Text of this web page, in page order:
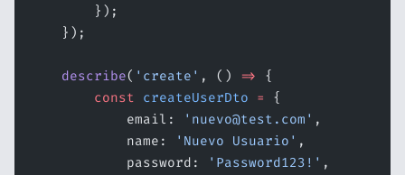
        });
    });
    describe
( 'create' , () =>
{
        const
createUserDto =
{
            email:
'nuevo@test.com' ,
            name:
'Nuevo Usuario' ,
            password:
'Password123!' ,